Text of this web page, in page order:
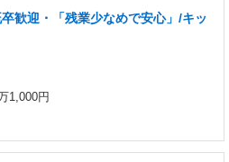
歓迎・「残業少なめで安心」/キッ
1,000円